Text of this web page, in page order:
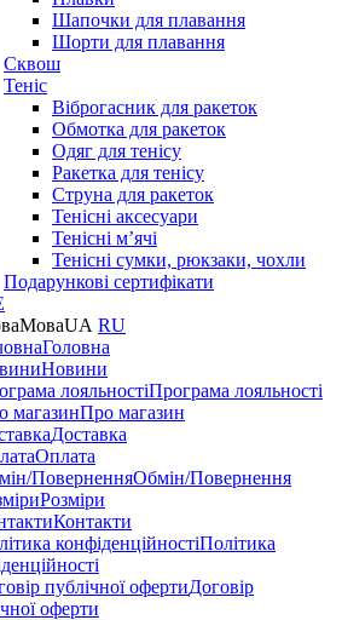
Шапочки для плавання
Шорти для плавання
Сквош
Теніс
Віброгасник для ракеток
Обмотка для ракеток
Одяг для тенісу
Ракетка для тенісу
Струна для ракеток
Тенісні аксесуари
Тенісні мʼячі
Тенісні сумки, рюкзаки, чохли
Подарункові сертифікати
МоваUA RU
Головна
Новини
Програма лояльності
Про магазин
Доставка
Оплата
Обмін/Повернення
Розміри
Контакти
Політика
Договір
оферти